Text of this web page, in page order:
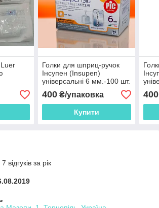
Голки для шприц-ручок
Інсупен (Insupen)
універсальні 6 мм.-100 шт.
400₴/упаковка
Купити
шт.
400
відгуків за рік